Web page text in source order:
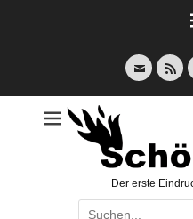
E-
Mail
Der erste
Suche